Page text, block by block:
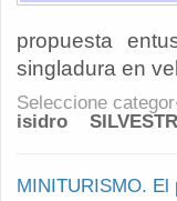
propuesta
singladura en
Seleccione
isidro
MINITURISMO.